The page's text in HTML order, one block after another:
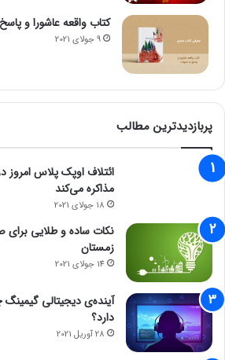
کتاب واقعه عاشورا و
9 جولای 2021
پربازدیدترین مطالب
ائتلاف اوپک پلاس
مذاکره می‌کند
18 جولای 2021
نکات ساده و طلایی
زمستان
14 جولای 2021
آینده‌ی دیجیتالی گیمینگ
دارد؟
28 آوریل 2021